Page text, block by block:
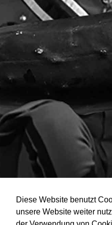
Diese Website benutzt
unsere Website weiter